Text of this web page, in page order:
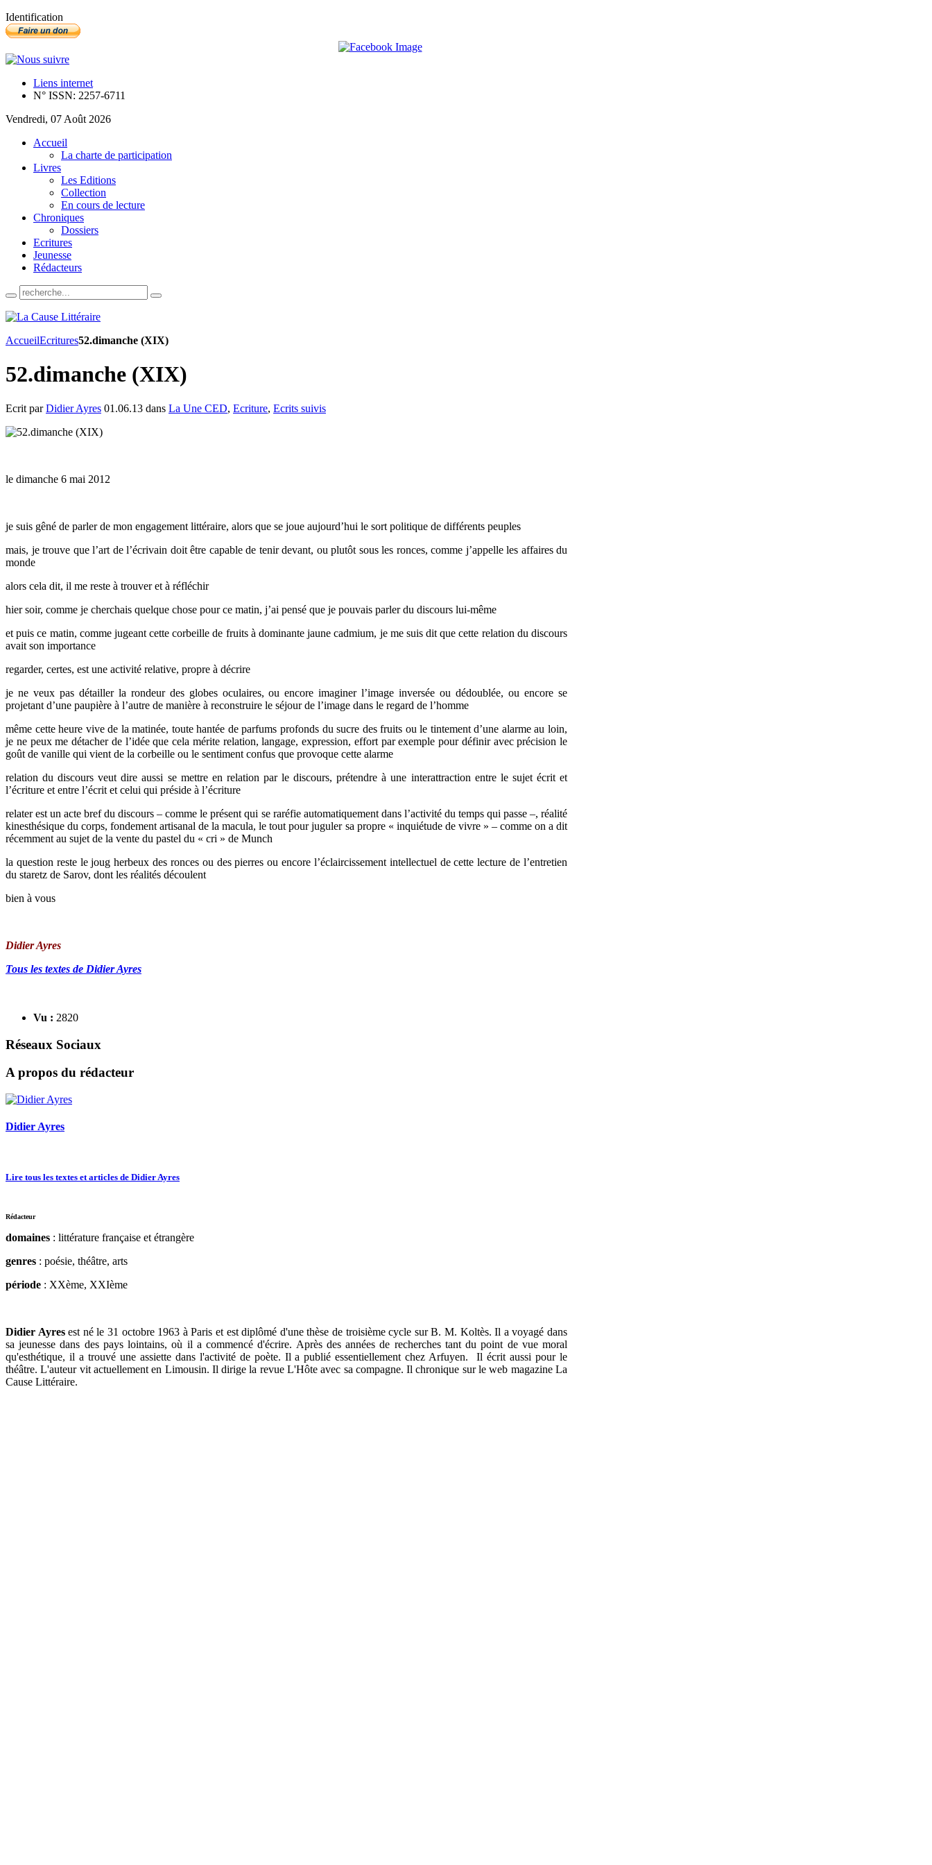
Identification
Liens internet
N° ISSN: 2257-6711
Vendredi, 07 Août 2026
Accueil
La charte de participation
Livres
Les Editions
Collection
En cours de lecture
Chroniques
Dossiers
Ecritures
Jeunesse
Rédacteurs
AccueilEcritures52.dimanche (XIX)
52.dimanche (XIX)
Ecrit parDidier Ayres 01.06.13 dans La Une CED, Ecriture, Ecrits suivis
le dimanche 6 mai 2012
je suis gêné de parler de mon engagement littéraire, alors que se joue aujourd’hui le sort politique de différents peuples
mais, je trouve que l’art de l’écrivain doit être capable de tenir devant, ou plutôt sous les ronces, comme j’appelle les affaires du
monde
alors cela dit, il me reste à trouver et à réfléchir
hier soir, comme je cherchais quelque chose pour ce matin, j’ai pensé que je pouvais parler du discours lui-même
et puis ce matin, comme jugeant cette corbeille de fruits à dominante jaune cadmium, je me suis dit que cette relation du discours
avait son importance
regarder, certes, est une activité relative, propre à décrire
je ne veux pas détailler la rondeur des globes oculaires, ou encore imaginer l’image inversée ou dédoublée, ou encore se
projetant d’une paupière à l’autre de manière à reconstruire le séjour de l’image dans le regard de l’homme
même cette heure vive de la matinée, toute hantée de parfums profonds du sucre des fruits ou le tintement d’une alarme au loin,
je ne peux me détacher de l’idée que cela mérite relation, langage, expression, effort par exemple pour définir avec précision le
goût de vanille qui vient de la corbeille ou le sentiment confus que provoque cette alarme
relation du discours veut dire aussi se mettre en relation par le discours, prétendre à une interattraction entre le sujet écrit et
l’écriture et entre l’écrit et celui qui préside à l’écriture
relater est un acte bref du discours – comme le présent qui se raréfie automatiquement dans l’activité du temps qui passe –, réalité
kinesthésique du corps, fondement artisanal de la macula, le tout pour juguler sa propre « inquiétude de vivre » – comme on a dit
récemment au sujet de la vente du pastel du « cri » de Munch
la question reste le joug herbeux des ronces ou des pierres ou encore l’éclaircissement intellectuel de cette lecture de l’entretien
du staretz de Sarov, dont les réalités découlent
bien à vous
Didier Ayres
Tous les textes de Didier Ayres
Vu : 2820
Réseaux Sociaux
A propos du rédacteur
Didier Ayres
Lire tous les textes et articles de Didier Ayres
Rédacteur
domaines : littérature française et étrangère
genres : poésie, théâtre, arts
période : XXème, XXIème
Didier Ayresest né le 31 octobre 1963 à Paris et est diplômé d'une thèse de troisième cycle sur B. M. Koltès. Il a voyagé dans
sa jeunesse dans des pays lointains, où il a commencé d'écrire. Après des années de recherches tant du point de vue moral
qu'esthétique, il a trouvé une assiette dans l'activité de poète. Il a publié essentiellement chez Arfuyen. Il écrit aussi pour le
théâtre. L'auteur vit actuellement en Limousin. Il dirige la revue L'Hôte avec sa compagne. Il chronique sur le web magazine La
Cause Littéraire.